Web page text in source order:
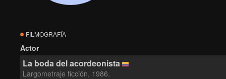
FILMOGRAFÍA
Actor
La boda del acordeonista
Largometraje ficción, 1986.